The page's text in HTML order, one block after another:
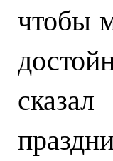
чтобы